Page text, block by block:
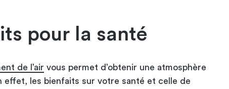
pour la santé
de l’air vous permet d’obtenir une atmosphère
effet, les bienfaits sur votre santé et celle de